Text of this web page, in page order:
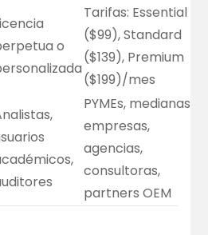
o
Tarifas: Essential
($99), Standard
($139), Premium
($199)/mes
PYMEs, medianas
empresas,
agencias,
consultoras,
partners OEM